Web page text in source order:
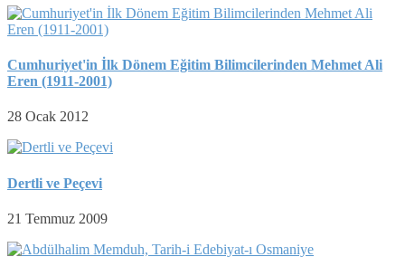
Cumhuriyet'in İlk Dönem Eğitim Bilimcilerinden Mehmet Ali
Eren (1911-2001)
28 Ocak 2012
Dertli ve Peçevi
21 Temmuz 2009